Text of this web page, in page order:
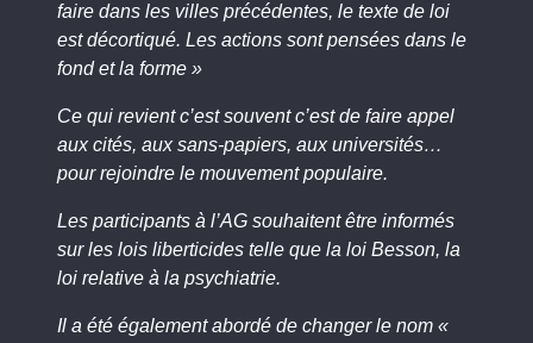
faire dans les villes précédentes, le texte de loi
est décortiqué. Les actions sont pensées dans le
fond et la forme »
Ce qui revient c’est souvent c’est de faire appel
aux cités, aux sans-papiers, aux universités…
pour rejoindre le mouvement populaire.
Les participants à l’AG souhaitent être informés
sur les lois liberticides telle que la loi Besson, la
loi relative à la psychiatrie.
Il a été également abordé de changer le nom «